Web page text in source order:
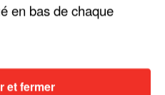
en bas de chaque
et fermer